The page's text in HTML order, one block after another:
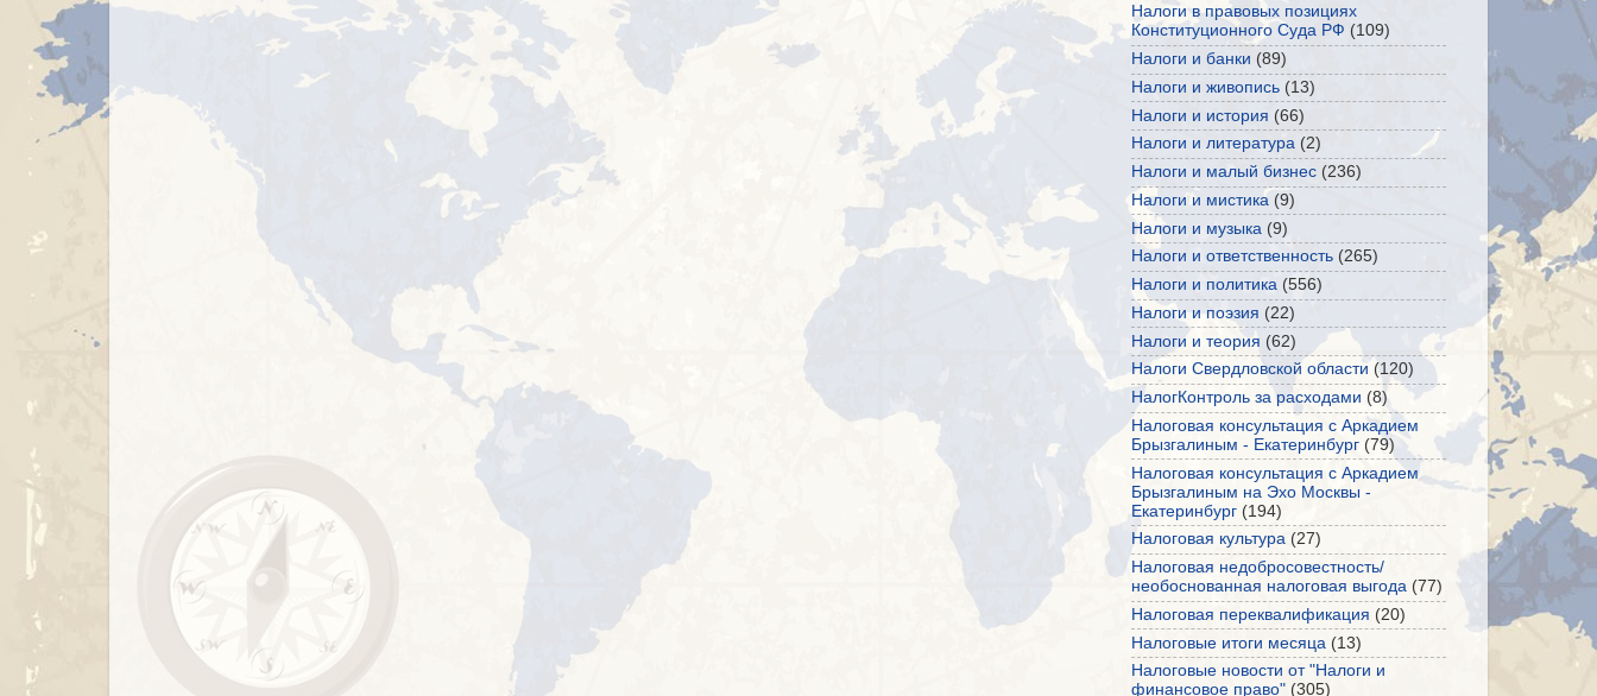
Налоги в правовых позициях
Конституционного Суда РФ (109)
Налоги и банки (89)
Налоги и живопись (13)
Налоги и история (66)
Налоги и литература (2)
Налоги и малый бизнес (236)
Налоги и мистика (9)
Налоги и музыка (9)
Налоги и ответственность (265)
Налоги и политика (556)
Налоги и поэзия (22)
Налоги и теория (62)
Налоги Свердловской области (120)
НалогКонтроль за расходами (8)
Налоговая консультация с Аркадием
Брызгалиным - Екатеринбург (79)
Налоговая консультация с Аркадием
Брызгалиным на Эхо Москвы -
Екатеринбург (194)
Налоговая культура (27)
Налоговая недобросовестность/
необоснованная налоговая выгода (77)
Налоговая переквалификация (20)
Налоговые итоги месяца (13)
Налоговые новости от "Налоги и
финансовое право" (305)